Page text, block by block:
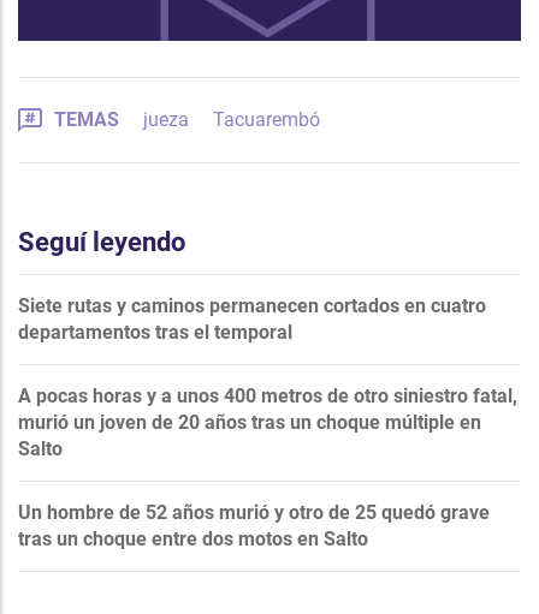
TEMAS jueza Tacuarembó
Seguí leyendo
Siete rutas y caminos permanecen cortados en cuatro
departamentos tras el temporal
A pocas horas y a unos 400 metros de otro siniestro fatal,
murió un joven de 20 años tras un choque múltiple en
Salto
Un hombre de 52 años murió y otro de 25 quedó grave
tras un choque entre dos motos en Salto